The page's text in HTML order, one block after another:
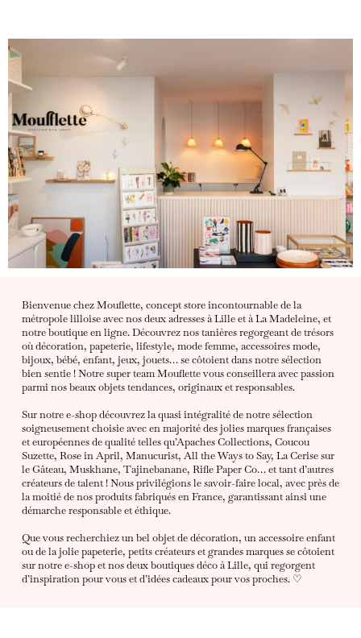
Bienvenue chez Mouflette, concept store incontournable de la
métropole lilloise avec nos deux adresses à Lille et à La Madeleine, et
notre boutique en ligne. Découvrez nos tanières regorgeant de trésors
où décoration, papeterie, lifestyle, mode femme, accessoires mode,
bijoux, bébé, enfant, jeux, jouets… se côtoient dans notre sélection
bien sentie ! Notre super team Mouflette vous conseillera avec passion
parmi nos beaux objets tendances, originaux et responsables.
Sur notre e-shop découvrez la quasi intégralité de notre sélection
soigneusement choisie avec en majorité des jolies marques françaises
et européennes de qualité telles qu’Apaches Collections, Coucou
Suzette, Rose in April, Manucurist, All the Ways to Say, La Cerise sur
le Gâteau, Muskhane, Tajinebanane, Rifle Paper Co… et tant d’autres
créateurs de talent ! Nous privilégions le savoir-faire local, avec près de
la moitié de nos produits fabriqués en France, garantissant ainsi une
démarche responsable et éthique.
Que vous recherchiez un bel objet de décoration, un accessoire enfant
ou de la jolie papeterie, petits créateurs et grandes marques se côtoient
sur notre e-shop et nos deux boutiques déco à Lille, qui regorgent
d’inspiration pour vous et d’idées cadeaux pour vos proches. ♡